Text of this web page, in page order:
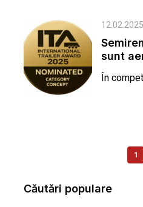
12.02.2025
sunt
În
1
Căutări populare